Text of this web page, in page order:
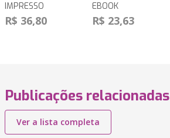
IMPRESSO
R$ 36,80
EBOOK
R$ 23,63
Publicações relacionadas
Ver a lista completa